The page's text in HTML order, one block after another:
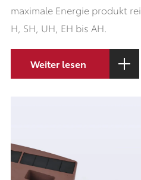
maximale Energie produkt
H, SH, UH, EH bis AH.
Weiter lesen